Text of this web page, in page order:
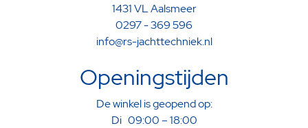
1431 VL Aalsmeer
0297 - 369 596
info@rs-jachttechniek.nl
Openingstijden
De winkel is geopend op:
Di 09:00 – 18:00